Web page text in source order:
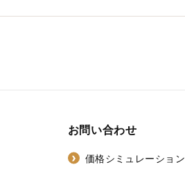
お問い合わせ
価格シミュレーション